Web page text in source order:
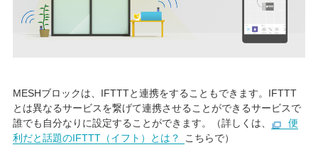
MESHブロックは、IFTTTと連携をすることもできます。IFTTT
とは異なるサービスを繋げて連携させることができるサービスで
誰でも自分なりに設定することができます。（詳しくは、
便
利だと話題のIFTTT（イフト）とは？
こちらで）